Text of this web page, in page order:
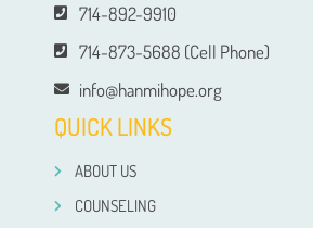
714-892-9910
714-873-5688 (Cell Phone)
info@hanmihope.org
QUICK LINKS
ABOUT US
COUNSELING